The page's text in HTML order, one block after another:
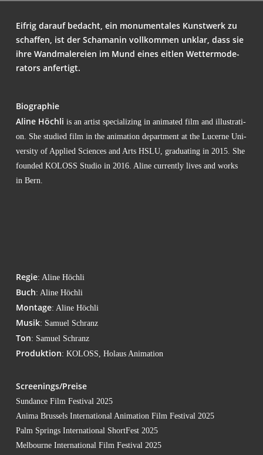
Eif­rig dar­auf bedacht, ein monu­men­ta­les Kunst­werk zu
schaf­fen, ist der Scha­ma­nin voll­kom­men unklar, dass sie
ihre Wand­ma­le­rei­en im Mund eines eit­len Wet­ter­mo­de­
ra­tors anfertigt.
Bio­gra­phie
Ali­ne Höch­li is an artist spe­cia­li­zing in ani­ma­ted film and illus­tra­ti­
on. She stu­di­ed film in the ani­ma­ti­on depart­ment at the Lucer­ne Uni­
ver­si­ty of Appli­ed Sci­en­ces and Arts HSLU, gra­dua­ting in 2015. She
foun­ded KOLOSS Stu­dio in 2016. Ali­ne curr­ent­ly lives and works
in Bern.
Regie: Ali­ne Höchli
Buch: Ali­ne Höchli
Mon­ta­ge: Ali­ne Höchli
Musik: Samu­el Schranz
Ton: Samu­el Schranz
Pro­duk­ti­on: KOLOSS, Holaus Animation
Screenings/Preise
Sun­dance Film Fes­ti­val 2025
Ani­ma Brussels Inter­na­tio­nal Ani­ma­ti­on Film Fes­ti­val 2025
Palm Springs Inter­na­tio­nal Short­Fest 2025
Mel­bourne Inter­na­tio­nal Film Fes­ti­val 2025